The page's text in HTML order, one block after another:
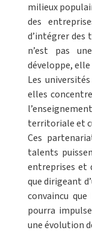
milieux
des
d’intégrer des
n’est pas
développe,
Les
elles
territoriale et
Ces
talents
entreprises et
que dirigeant
convaincu
pourra
une évolution